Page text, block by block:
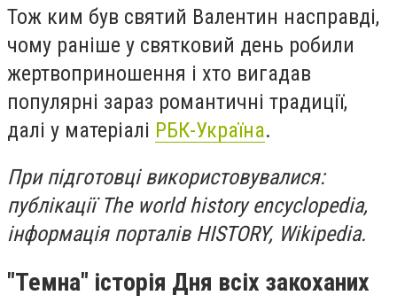
Тож ким був святий Валентин насправді,
чому раніше у святковий день робили
жертвоприношення і хто вигадав
популярні зараз романтичні традиції,
далі у матеріалі РБК-Україна.
При підготовці використовувалися:
публікації The world history encyclopedia,
інформація порталів HISTORY, Wikipedia.
"Темна" історія Дня всіх закоханих